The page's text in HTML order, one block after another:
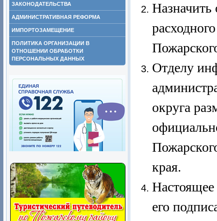
ЗАКОНОДАТЕЛЬСТВА
АДМИНИСТРАТИВНАЯ РЕФОРМА
ИМПОРТОЗАМЕЩЕНИЕ
ПОЛИТИКА ОРГАНИЗАЦИИ В
ОТНОШЕНИИ ОБРАБОТКИ
ПЕРСОНАЛЬНЫХ ДАННЫХ
Назначить
Отделу
округа
края.
Настоящее
его